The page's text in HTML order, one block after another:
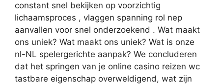
constant snel bekijken op voorzichtig
lichaamsproces , vlaggen spanning rol nep
aanvallen voor snel onderzoekend . Wat maakt
ons uniek? Wat maakt ons uniek? Wat is onze
nl-NL spelergerichte aanpak? We concluderen
dat het springen van je online casino reizen wc
tastbare eigenschap overweldigend, wat zijn